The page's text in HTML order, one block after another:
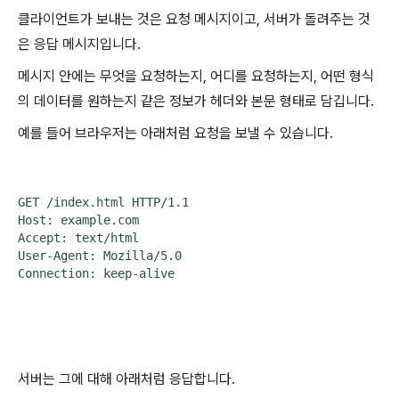
클라이언트가 보내는 것은 요청 메시지이고, 서버가 돌려주는 것
은 응답 메시지입니다.
메시지 안에는 무엇을 요청하는지, 어디를 요청하는지, 어떤 형식
의 데이터를 원하는지 같은 정보가 헤더와 본문 형태로 담깁니다.
예를 들어 브라우저는 아래처럼 요청을 보낼 수 있습니다.
GET /index.html HTTP/1.1
Host: example.com
Accept: text/html
User-Agent: Mozilla/5.0
Connection: keep-alive
서버는 그에 대해 아래처럼 응답합니다.